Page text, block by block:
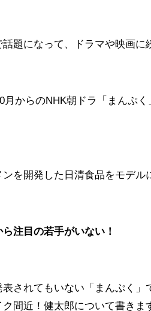
題になって、ドラマや映画に
月からのNHK朝ドラ「まんぷく
を開発した日清食品をモデル
注目の若手がいない！
されてもいない「まんぷく
間近！健太郎について書きま